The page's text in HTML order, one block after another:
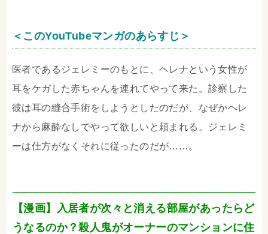
＜このYouTubeマンガのあらすじ＞
医者であるジェレミーのもとに、ヘレナという女性が
耳をケガした赤ちゃんを連れてやって来た。診察した
彼は耳の縫合手術をしようとしたのだが、なぜかヘレ
ナから麻酔なしでやって欲しいと頼まれる。ジェレミ
ーは仕方がなくそれに従ったのだが……。
【漫画】入居者が次々と消える部屋があったらど
うなるのか？殺人鬼がオーナーのマンションに住